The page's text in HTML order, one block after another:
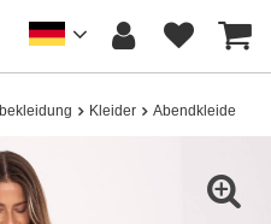
Kleider Abendkleider